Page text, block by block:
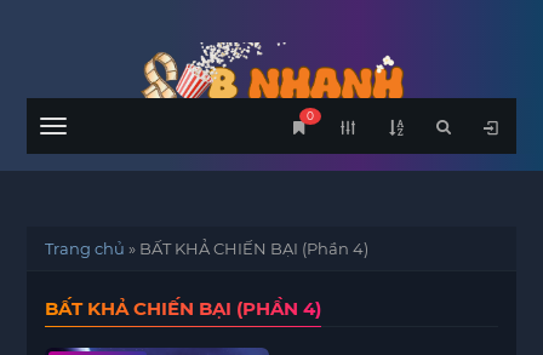
Menu
0
Trang chủ » BẤT KHẢ CHIẾN BẠI (Phần 4)
BẤT KHẢ CHIẾN BẠI (PHẦN 4)